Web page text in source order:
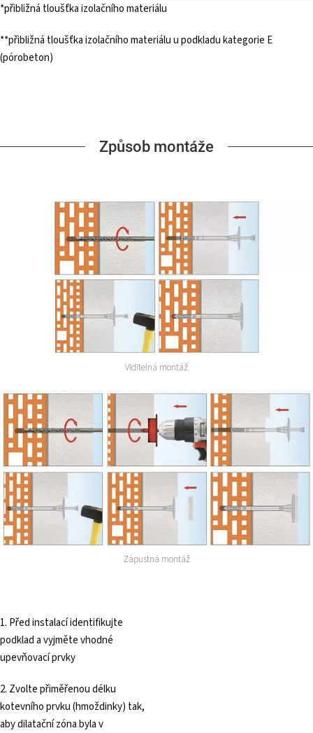
*přibližná tloušťka izolačního materiálu
**přibližná tloušťka izolačního materiálu u podkladu kategorie E
(pórobeton)
Způsob montáže
Viditelná montáž
Zápustná montáž
1. Před instalací identifikujte
podklad a vyjměte vhodné
upevňovací prvky
2. Zvolte přiměřenou délku
kotevního prvku (hmoždinky) tak,
aby dilatační zóna byla v